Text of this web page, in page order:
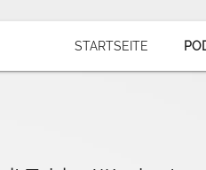
STARTSEITE